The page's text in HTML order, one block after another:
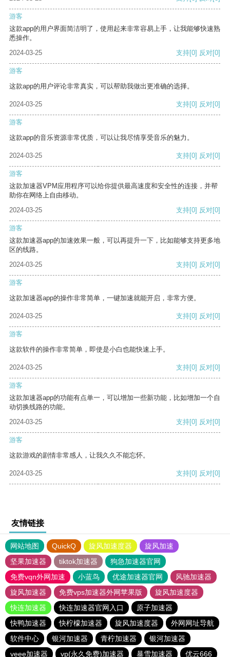
游客
这款app的用户界面简洁明了，使用起来非常容易上手，让我能够快速熟
悉操作。
2024-03-25
支持[0] 反对[0]
游客
这款app的用户评论非常真实，可以帮助我做出更准确的选择。
2024-03-25 支持[0] 反对[0]
游客
这款app的音乐资源非常优质，可以让我尽情享受音乐的魅力。
2024-03-25 支持[0] 反对[0]
游客
这款加速器VPM应用程序可以给你提供最高速度和安全性的连接，并帮
助你在网络上自由移动。
2024-03-25
支持[0] 反对[0]
游客
这款加速器app的加速效果一般，可以再提升一下，比如能够支持更多地
区的线路。
2024-03-25
支持[0] 反对[0]
游客
这款加速器app的操作非常简单，一键加速就能开启，非常方便。
2024-03-25 支持[0] 反对[0]
游客
这款软件的操作非常简单，即使是小白也能快速上手。
2024-03-25 支持[0] 反对[0]
游客
这款加速器app的功能有点单一，可以增加一些新功能，比如增加一个自
动切换线路的功能。
2024-03-25
支持[0] 反对[0]
游客
这款游戏的剧情非常感人，让我久久不能忘怀。
2024-03-25 支持[0] 反对[0]
友情链接
网站地图 QuickQ 旋风加速度器
旋风加速
坚果加速器
tiktok加速器
狗急加速器官网
免费vqn外网加速
小蓝鸟 优途加速器官网
风驰加速器
旋风加速器
免费vps加速器外网苹果版
旋风加速度器
快连加速器
快连加速器官网入口
原子加速器
快鸭加速器
快柠檬加速器 旋风加速度器
外网网址导航
软件中心
银河加速器 青柠加速器
银河加速器
veee加速器
vp(永久免费)加速器 暴雪加速器 优云666